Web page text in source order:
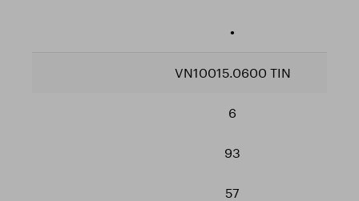
•
VN10015.0600 TIN
6
93
57